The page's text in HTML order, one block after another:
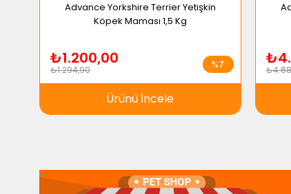
Advance Yorkshire Terrier Yetişkin
Köpek Maması 1,5 Kg
₺1.200,00
₺1.294,90
Ürünü İncele
%7